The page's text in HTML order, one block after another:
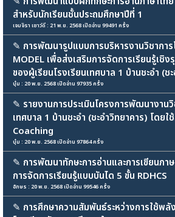
สำหรับนักเรียนชั้นประถมศึกษาปีที่ 1
เจมจิรา เชาว์ดี : 21 พ.ย. 2568 เปิดอ่าน 99491 ครั้ง
✎ การพัฒนารูปแบบการบริหารงานวิชาการ
MODEL เพื่อส่งเสริมการจัดการเรียนรู้เชิ
ของผู้เรียนโรงเรียนเทศบาล 1 บ้านชะอำ (ช
บุ๋ม : 20 พ.ย. 2568 เปิดอ่าน 97935 ครั้ง
✎ รายงานการประเมินโครงการพัฒนางาน
เทศบาล 1 บ้านชะอำ (ชะอำวิทยาคาร) โดยใ
Coaching
บุ๋ม : 20 พ.ย. 2568 เปิดอ่าน 97864 ครั้ง
✎ การพัฒนาทักษะการอ่านและการเขียนภา
การจัดการเรียนรู้แบบบันได 5 ขั้น RDHCS
อักษร : 20 พ.ย. 2568 เปิดอ่าน 99546 ครั้ง
✎ การศึกษาความสัมพันธ์ระหว่างการใช้พ